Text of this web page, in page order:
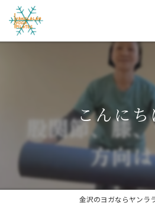
こんにち
金沢のヨガならヤンラ